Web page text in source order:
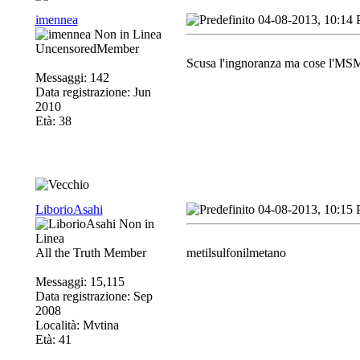
imennea
UncensoredMember
Messaggi: 142
Data registrazione: Jun
2010
Età: 38
04-08-2013, 10:14
Scusa l'ingnoranza ma cose
LiborioAsahi
All the Truth Member
Messaggi: 15,115
Data registrazione: Sep
2008
Località: Mvtina
Età: 41
04-08-2013, 10:15
metilsulfonilmetano